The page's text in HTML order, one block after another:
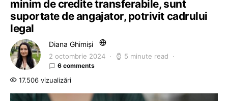
minim de credite transferabile, sunt
suportate de angajator, potrivit cadrului
legal
Diana Ghimiși
2 octombrie 2024 5 minute read
6 comments
17.506 vizualizări